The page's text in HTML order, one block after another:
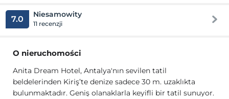
7.0 Niesamowity
11 recenzji
O nieruchomości
Anita Dream Hotel, Antalya'nın sevilen tatil
beldelerinden Kiriş’te denize sadece 30 m. uzaklıkta
bulunmaktadır. Geniş olanaklarla keyifli bir tatil sunuyor.